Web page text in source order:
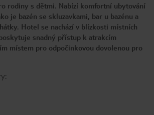
rodiny s dětmi. Nabízí komfortní ubytování
je bazén se skluzavkami, bar u bazénu a
Hotel se nachází v blízkosti místních
snadný přístup k atrakcím
místem pro odpočinkovou dovolenou pro